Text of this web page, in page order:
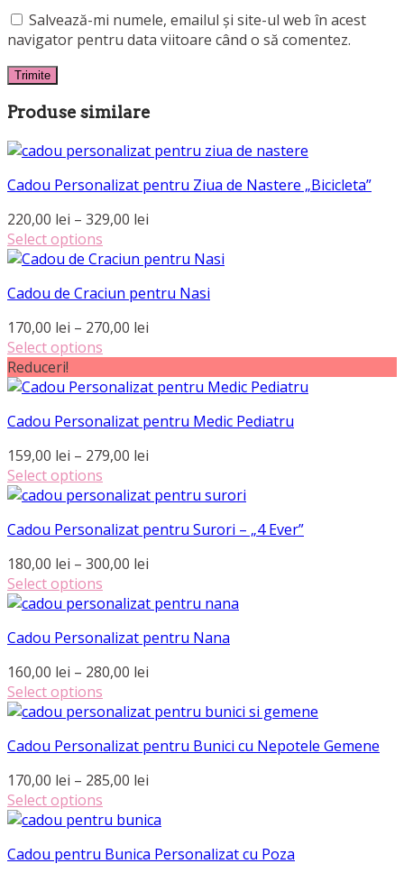
Salvează-mi numele, emailul și site-ul web în acest
navigator pentru data viitoare când o să comentez.
Produse similare
Cadou Personalizat pentru Ziua de Nastere „Bicicleta”
220,00 lei – 329,00 lei
prețuri:
până
Select options
Acest
are
mai
multe
variații.
Opțiunile
pot
fi
în
pagina
produsului.
Cadou de Craciun pentru Nasi
170,00 lei – 270,00 lei
170,00 lei
la
Select options
Acest
produs
mai
multe
variații.
Opțiunile
pot
fi
în
pagina
produsului.
Reduceri!
Cadou Personalizat pentru Medic Pediatru
159,00 lei – 279,00 lei
prețuri:
până
Select options
Acest
are
mai
multe
variații.
Opțiunile
pot
alese
în
pagina
Cadou Personalizat pentru Surori – „4 Ever”
180,00 lei – 300,00 lei
prețuri:
până
Select options
Acest
are
mai
multe
variații.
Opțiunile
pot
alese
în
pagina
Cadou Personalizat pentru Nana
160,00 lei – 280,00 lei
prețuri:
până
Select options
Acest
are
mai
multe
variații.
Opțiunile
pot
Cadou Personalizat pentru Bunici cu Nepotele Gemene
170,00 lei – 285,00 lei
prețuri:
până
Select options
Acest
are
Cadou pentru Bunica Personalizat cu Poza